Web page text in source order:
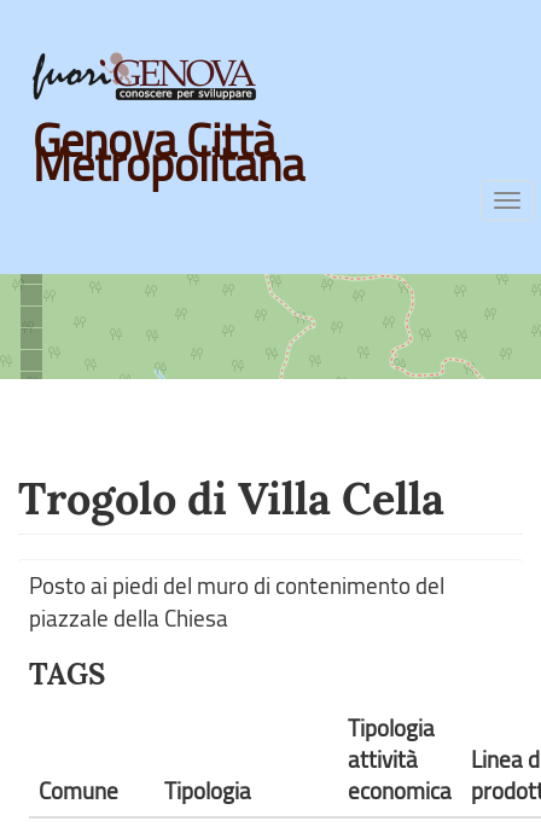
Skip
main
content
Genova Città
Metropolitana
Trogolo di Villa Cella
Posto ai piedi del muro di contenimento del
piazzale della Chiesa
TAGS
Comune Tipologia
Tipologia
attività
economica
Linea